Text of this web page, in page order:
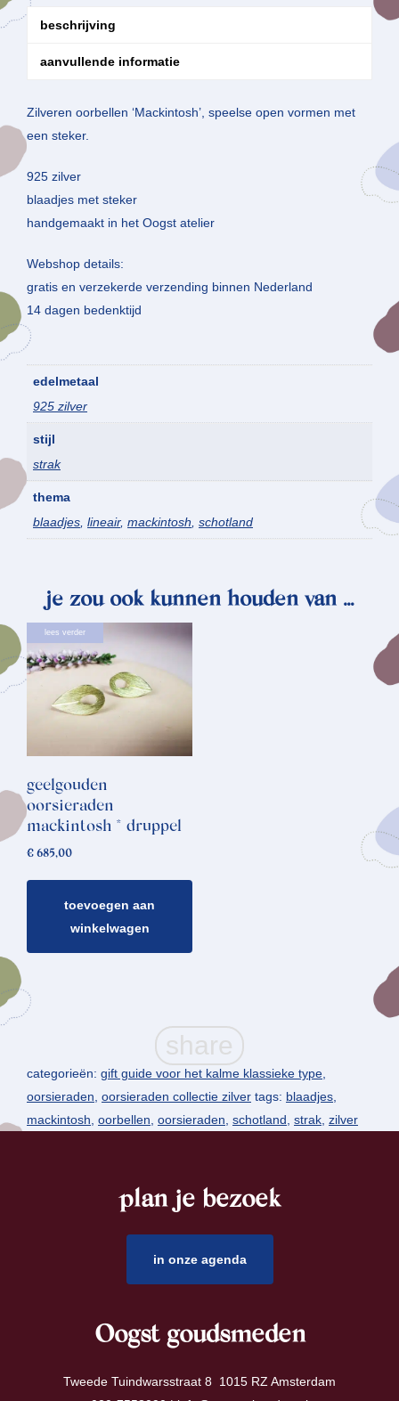
beschrijving
aanvullende informatie
Zilveren oorbellen ‘Mackintosh’, speelse open vormen met
een steker.
925 zilver
blaadjes met steker
handgemaakt in het Oogst atelier
Webshop details:
gratis en verzekerde verzending binnen Nederland
14 dagen bedenktijd
edelmetaal
925 zilver
stijl
strak
thema
blaadjes lineair, mackintosh schotland
je zou ook kunnen houden van …
lees verder
geelgouden
oorsieraden
mackintosh * druppel
€ 685,00
toevoegen aan
winkelwagen
categorieën: gift guide voor het kalme klassieke type
oorsieraden oorsieraden collectie zilver tags: blaadjes
mackintosh oorbellen oorsieraden schotland strak zilver
plan je bezoek
in onze agenda
Oogst goudsmeden
Tweede Tuindwarsstraat 8 1015 RZ Amsterdam